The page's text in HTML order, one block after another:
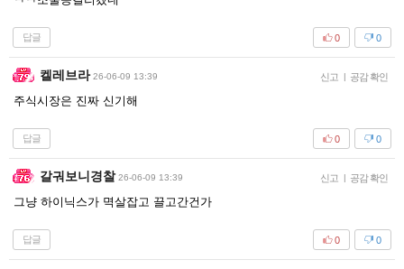
답글 0
0
켈레브라 26-06-09 13:39 신고 | 공감 확인
주식시장은 진짜 신기해
답글 0
0
갈궈보니경찰 26-06-09 13:39 신고 | 공감 확인
그냥 하이닉스가 멱살잡고 끌고간건가
답글 0
0